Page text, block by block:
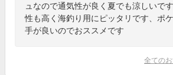
ュなので通気性が良く夏でも涼しいで
性も高く海釣り用にピッタリです、ポ
手が良いのでおススメです
全ての